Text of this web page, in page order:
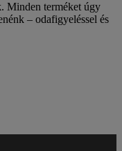
Minden terméket úgy
– odafigyeléssel és